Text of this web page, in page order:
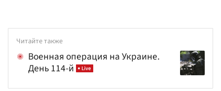
Читайте также
Военная операция на Украине.
День 114-й